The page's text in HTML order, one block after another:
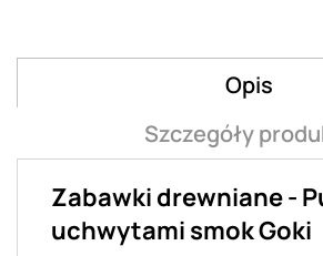
Opis
Szczegóły
Zabawki drewniane -
uchwytami smok Goki